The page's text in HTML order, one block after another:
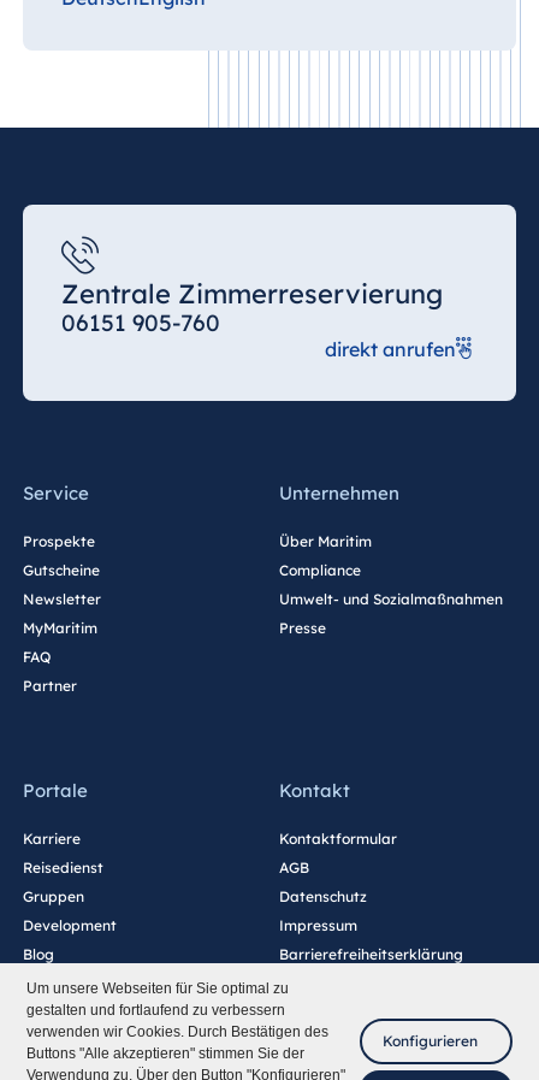
Um unsere Webseiten für Sie optimal zu
gestalten und fortlaufend zu verbessern
verwenden wir Cookies. Durch Bestätigen des
Buttons "Alle akzeptieren" stimmen Sie der
Verwendung zu. Über den Button "Konfigurieren"
Konfigurieren
Zentrale Zimmerreservierung
06151 905-760
direkt anrufen
Service
Prospekte
Gutscheine
Newsletter
MyMaritim
FAQ
Partner
Unternehmen
Über Maritim
Compliance
Umwelt- und Sozialmaßnahmen
Presse
Portale
Karriere
Reisedienst
Gruppen
Development
Blog
Kontakt
Kontaktformular
AGB
Datenschutz
Impressum
Barrierefreiheitserklärung
Cookie-Einstellungen